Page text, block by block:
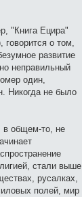
"Книга Ецира"
о том,
развитие
неправильный
один,
Никогда не было
в общем-то, не
стали выше
русалках,
полей, мир